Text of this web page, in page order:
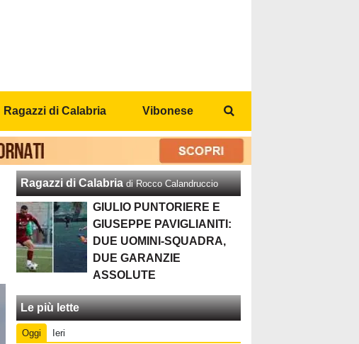
Ragazzi di Calabria Vibonese
Ragazzi di Calabria di Rocco Calandruccio
GIULIO PUNTORIERE E
GIUSEPPE PAVIGLIANITI:
DUE UOMINI-SQUADRA,
DUE GARANZIE
ASSOLUTE
Le più lette
Oggi
Ieri